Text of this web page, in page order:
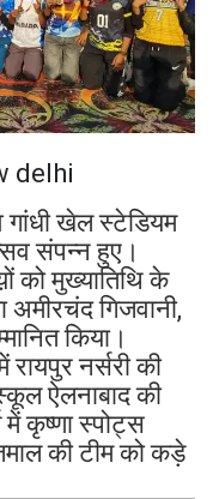
delhi
गांधी खेल स्टेडियम
संपन्न हुए।
को मुख्यातिथि के
अमीरचंद गिजवानी,
किया।
नर्सरी की
ऐलनाबाद की
कृष्णा स्पोट्स
की टीम को कड़े